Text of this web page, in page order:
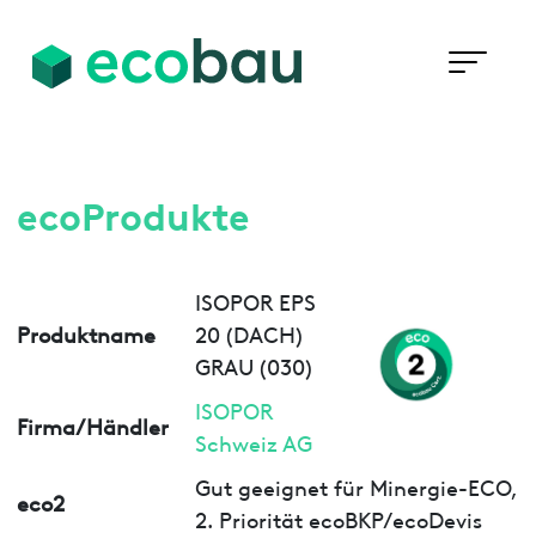
ecoProdukte
Produktname
ISOPOR EPS
20 (DACH)
GRAU (030)
Firma/Händler
ISOPOR
Schweiz AG
eco2
Gut geeignet für Minergie-ECO,
2. Priorität ecoBKP/ecoDevis